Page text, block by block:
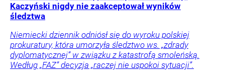
Kaczyński nigdy nie zaakceptował wyników
śledztwa
Niemiecki dziennik odniósł się do wyroku polskiej
prokuratury, która umorzyła śledztwo ws. „zdrady
dyplomatycznej” w związku z katastrofą smoleńską.
Według „FAZ” decyzja „raczej nie uspokoi sytuacji”.